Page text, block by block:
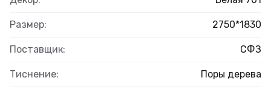
Размер: 2750*1830
Поставщик: СФЗ
Тиснение: Поры дерева